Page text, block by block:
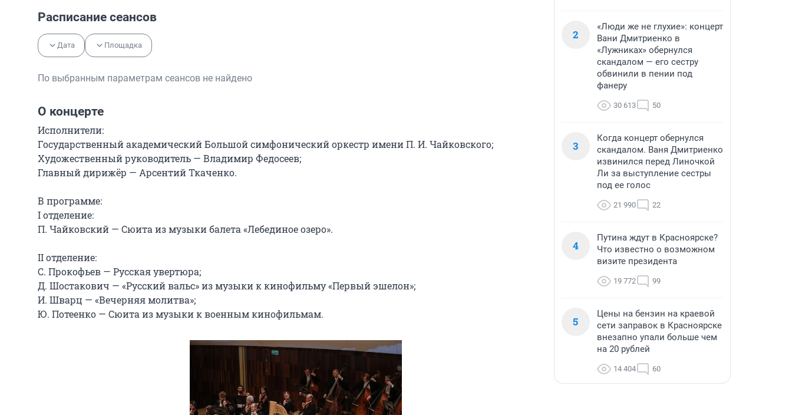
Расписание сеансов
Дата Площадка
По выбранным параметрам сеансов не найдено
О концерте
Исполнители:
Государственный академический Большой симфонический оркестр имени П. И. Чайковского;
Художественный руководитель — Владимир Федосеев;
Главный дирижёр — Арсентий Ткаченко.
В программе:
I отделение:
П. Чайковский — Сюита из музыки балета «Лебединое озеро».
II отделение:
С. Прокофьев — Русская увертюра;
Д. Шостакович — «Русский вальс» из музыки к кинофильму «Первый эшелон»;
И. Шварц — «Вечерняя молитва»;
Ю. Потеенко — Сюита из музыки к военным кинофильмам.
2
«Люди же не глухие»: концерт
Вани Дмитриенко в
«Лужниках» обернулся
скандалом — его сестру
обвинили в пении под
фанеру
30 613 50
3
Когда концерт обернулся
скандалом. Ваня Дмитриенко
извинился перед Линочкой
Ли за выступление сестры
под ее голос
21 990 22
4
Путина ждут в Красноярске?
Что известно о возможном
визите президента
19 772 99
5
Цены на бензин на краевой
сети заправок в Красноярске
внезапно упали больше чем
на 20 рублей
14 404 60